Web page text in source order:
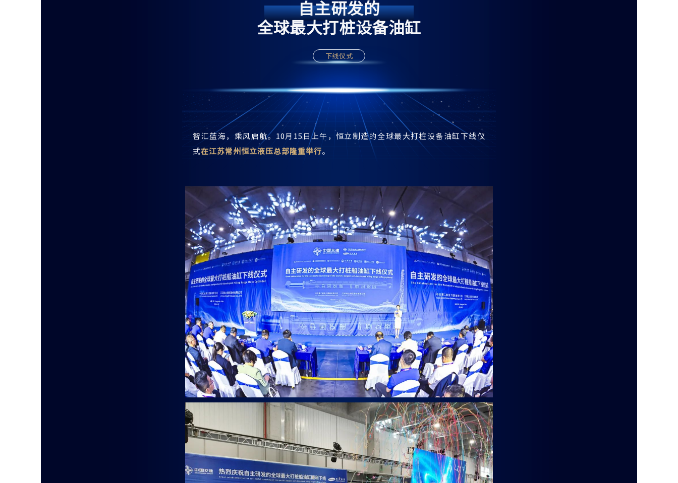
MAXIMUM CYLINDER
自主研发的
全球最大打桩设备油缸
下线仪式
智汇蓝海，乘风启航。10月15日上午，恒立制造的全球最大打桩设备油缸下线仪
式在江苏常州恒立液压总部隆重举行。